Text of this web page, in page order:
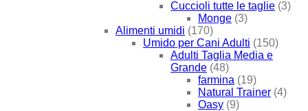
Cuccioli tutte le taglie (3)
Monge (3)
Alimenti umidi (170)
Umido per Cani Adulti (150)
Adulti Taglia Media e
Grande (48)
farmina (19)
Natural Trainer (4)
Oasy (9)